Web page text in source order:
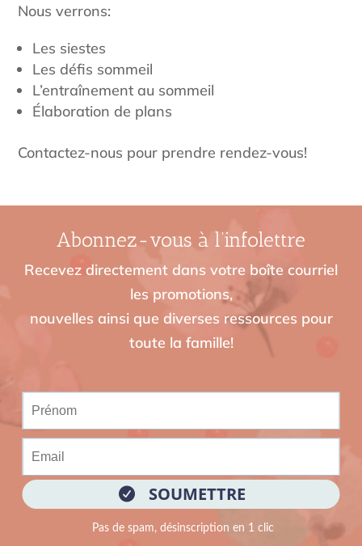
Nous verrons:
Les siestes
Les défis sommeil
L’entraînement au sommeil
Élaboration de plans
Contactez-nous pour prendre rendez-vous!
Abonnez-vous à l’infolettre
Recevez directement dans votre boîte courriel
les promotions,
nouvelles ainsi que diverses ressources pour
toute la famille!